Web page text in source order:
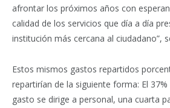
afrontar los próximos años con
calidad de los servicios que día a día
institución más cercana al ciudadano”,
Estos mismos gastos repartidos
repartirían de la siguiente forma: El
gasto se dirige a personal, una cuarta